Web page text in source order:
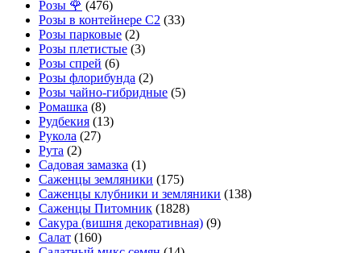
Розы 🌹 (476)
Розы в контейнере С2 (33)
Розы парковые (2)
Розы плетистые (3)
Розы спрей (6)
Розы флорибунда (2)
Розы чайно-гибридные (5)
Ромашка (8)
Рудбекия (13)
Рукола (27)
Рута (2)
Садовая замазка (1)
Саженцы земляники (175)
Саженцы клубники и земляники (138)
Саженцы Питомник (1828)
Сакура (вишня декоративная) (9)
Салат (160)